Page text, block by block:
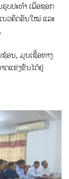
ບປະທໍາ ເພື່ອຊອກ
ນວຄິດອັນໃໝ່ ແລະ
ອນ, ມູນເຊື້ອທາງ
ດແຂ່ງຂັນໄດ້ຢູ່